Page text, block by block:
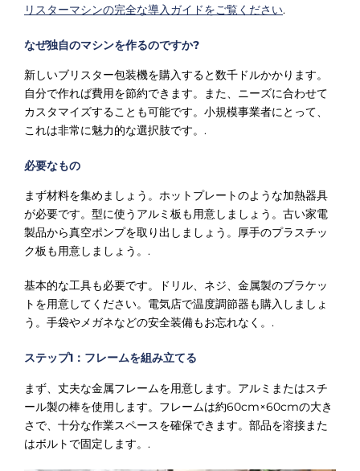
リスターマシンの完全な導入ガイドをご覧ください.
なぜ独自のマシンを作るのですか?
新しいブリスター包装機を購入すると数千ドルかかります。
自分で作れば費用を節約できます。また、ニーズに合わせて
カスタマイズすることも可能です。小規模事業者にとって、
これは非常に魅力的な選択肢です。.
必要なもの
まず材料を集めましょう。ホットプレートのような加熱器具
が必要です。型に使うアルミ板も用意しましょう。古い家電
製品から真空ポンプを取り出しましょう。厚手のプラスチッ
ク板も用意しましょう。.
基本的な工具も必要です。ドリル、ネジ、金属製のブラケッ
トを用意してください。電気店で温度調節器も購入しましょ
う。手袋やメガネなどの安全装備もお忘れなく。.
ステップ1：フレームを組み立てる
まず、丈夫な金属フレームを用意します。アルミまたはスチ
ール製の棒を使用します。フレームは約60cm×60cmの大き
さで、十分な作業スペースを確保できます。部品を溶接また
はボルトで固定します。.